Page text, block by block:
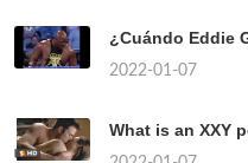
¿Cuándo Eddie
2022-01-07
What is an XXY